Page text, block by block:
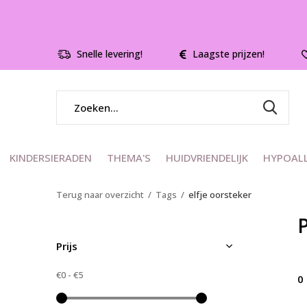
KINDERSIERADEN THEMA'S HUIDVRIENDELIJK
Snelle levering! Laagste prijzen!
Terug naar overzicht Tags elfje oorsteker
0
Prijs
€0 - €5